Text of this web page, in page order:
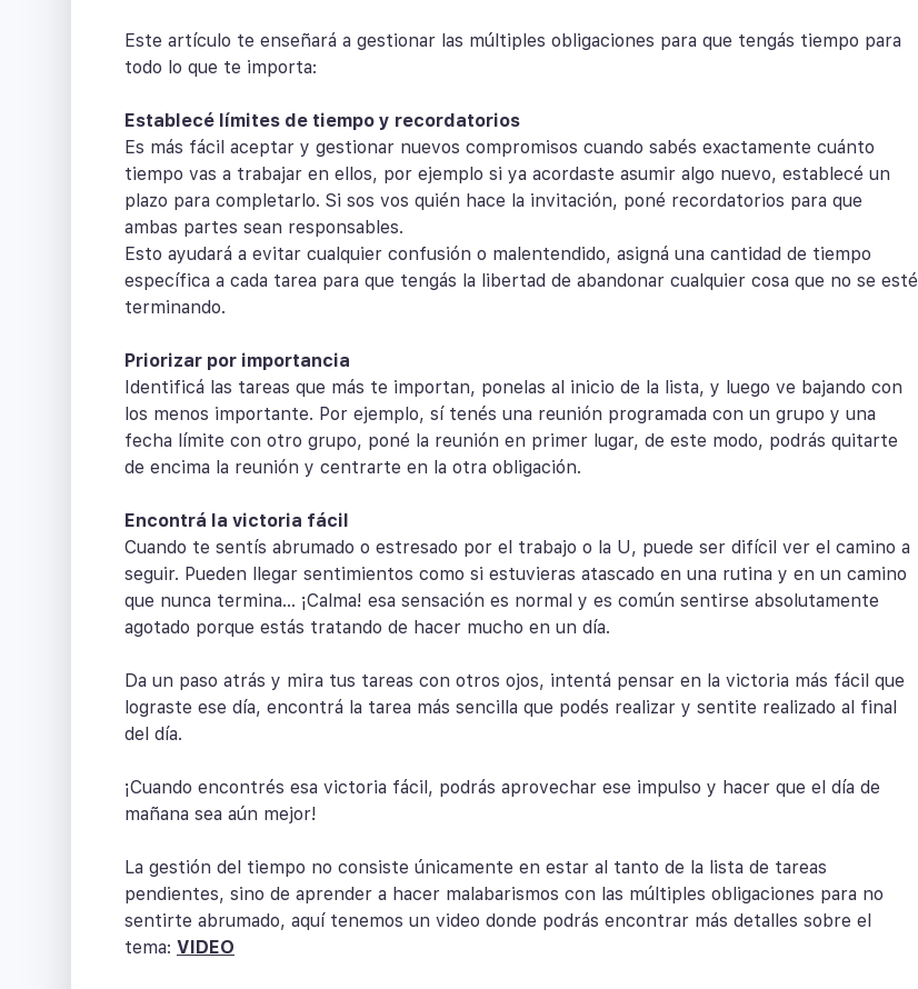
Este artículo te enseñará a gestionar las múltiples obligaciones para que tengás tiempo para
todo lo que te importa:
Establecé límites de tiempo y recordatorios
Es más fácil aceptar y gestionar nuevos compromisos cuando sabés exactamente cuánto
tiempo vas a trabajar en ellos, por ejemplo si ya acordaste asumir algo nuevo, establecé un
plazo para completarlo. Si sos vos quién hace la invitación, poné recordatorios para que
ambas partes sean responsables.
Esto ayudará a evitar cualquier confusión o malentendido, asigná una cantidad de tiempo
específica a cada tarea para que tengás la libertad de abandonar cualquier cosa que no se esté
terminando.
Priorizar por importancia
Identificá las tareas que más te importan, ponelas al inicio de la lista, y luego ve bajando con
los menos importante. Por ejemplo, sí tenés una reunión programada con un grupo y una
fecha límite con otro grupo, poné la reunión en primer lugar, de este modo, podrás quitarte
de encima la reunión y centrarte en la otra obligación.
Encontrá la victoria fácil
Cuando te sentís abrumado o estresado por el trabajo o la U, puede ser difícil ver el camino a
seguir. Pueden llegar sentimientos como si estuvieras atascado en una rutina y en un camino
que nunca termina… ¡Calma! esa sensación es normal y es común sentirse absolutamente
agotado porque estás tratando de hacer mucho en un día.
Da un paso atrás y mira tus tareas con otros ojos, intentá pensar en la victoria más fácil que
lograste ese día, encontrá la tarea más sencilla que podés realizar y sentite realizado al final
del día.
¡Cuando encontrés esa victoria fácil, podrás aprovechar ese impulso y hacer que el día de
mañana sea aún mejor!
La gestión del tiempo no consiste únicamente en estar al tanto de la lista de tareas
pendientes, sino de aprender a hacer malabarismos con las múltiples obligaciones para no
sentirte abrumado, aquí tenemos un video donde podrás encontrar más detalles sobre el
tema: VIDEO